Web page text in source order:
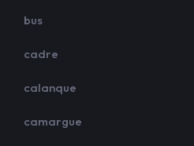
bus
cadre
calanque
camargue